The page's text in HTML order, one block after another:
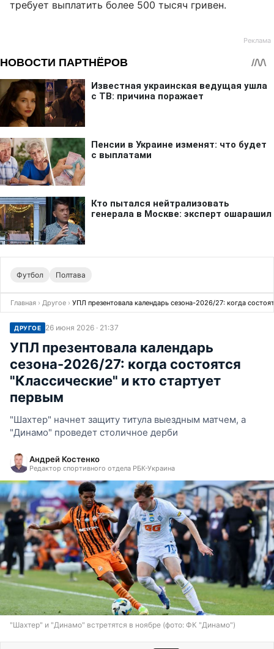
требует выплатить более 500 тысяч гривен.
Футбол Полтава
Главная › Другое › УПЛ презентовала календарь сезона-2026/27: когда
ДРУГОЕ 26 июня 2026 · 21:37
УПЛ презентовала календарь
сезона-2026/27: когда состоятся
"Классические" и кто стартует
первым
"Шахтер" начнет защиту титула выездным матчем, а
"Динамо" проведет столичное дерби
Андрей Костенко
Редактор спортивного отдела РБК-Украина
"Шахтер" и "Динамо" встретятся в ноябре (фото: ФК "Динамо")